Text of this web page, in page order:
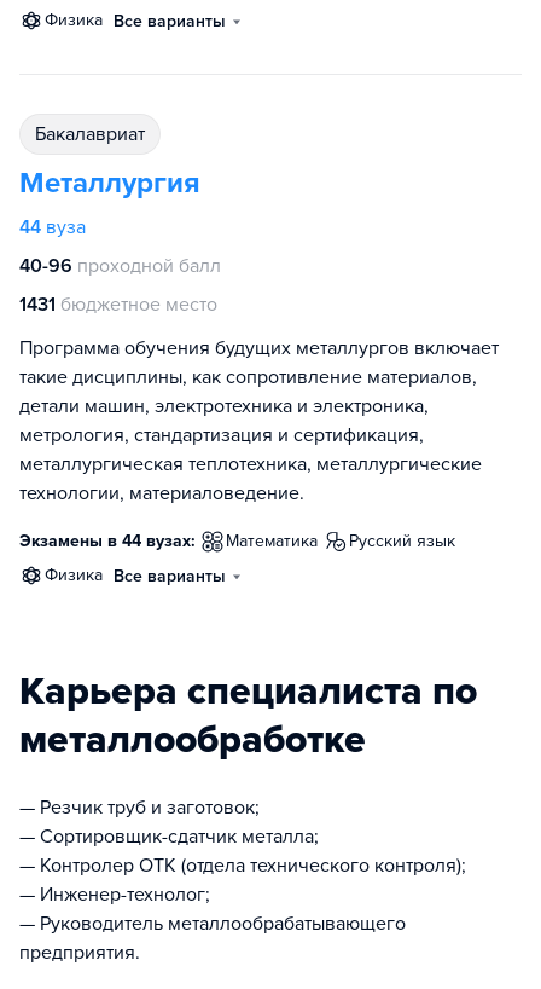
физика Все варианты
бакалавриат
Металлургия
44 вуза
40-96 проходной балл
1431 бюджетное место
Программа обучения будущих металлургов включает
такие дисциплины, как сопротивление материалов,
детали машин, электротехника и электроника,
метрология, стандартизация и сертификация,
металлургическая теплотехника, металлургические
технологии, материаловедение.
Экзамены в 44 вузах: математика
русский язык
физика Все варианты
Карьера специалиста по
металлообработке
— Резчик труб и заготовок;
— Сортировщик-сдатчик металла;
— Контролер ОТК (отдела технического контроля);
— Инженер-технолог;
— Руководитель металлообрабатывающего
предприятия.